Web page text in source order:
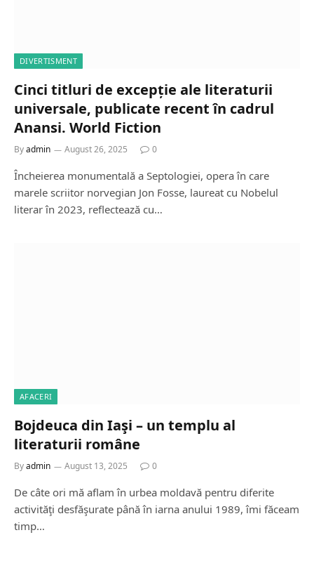
DIVERTISMENT
Cinci titluri de excepție ale literaturii
universale, publicate recent în cadrul
Anansi. World Fiction
Byadmin August 26, 2025 0
Încheierea monumentală a Septologiei, opera în care
marele scriitor norvegian Jon Fosse, laureat cu Nobelul
literar în 2023, reflectează cu…
AFACERI
Bojdeuca din Iaşi – un templu al
literaturii române
Byadmin August 13, 2025 0
De câte ori mă aflam în urbea moldavă pentru diferite
activităţi desfăşurate până în iarna anului 1989, îmi făceam
timp…